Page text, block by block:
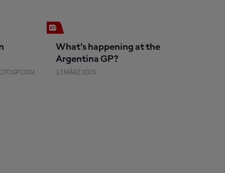
What’s happening at the
Argentina GP?
13 MÄRZ 2025